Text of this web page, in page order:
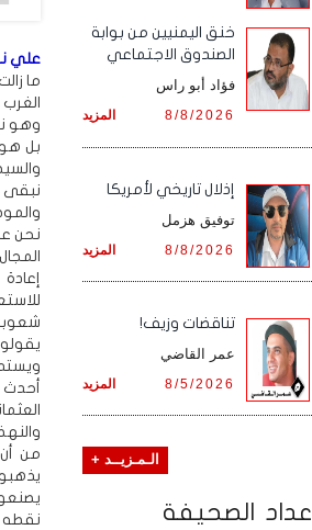
علي
ما
وهو
بل هو
نبقى
نحن
أحدث
من
نقطه
خنق اليمنيين من بوابة
الصندوق الاجتماعي
فؤاد أبو راس
المزيد 8/8/2026
إذلال تاريخي لأمريكا
توفيق هزمل
المزيد 8/8/2026
تناقضات وزيف!
عمر القاضي
المزيد 8/5/2026
الـمـزيــد +
أعداد الصحيفة